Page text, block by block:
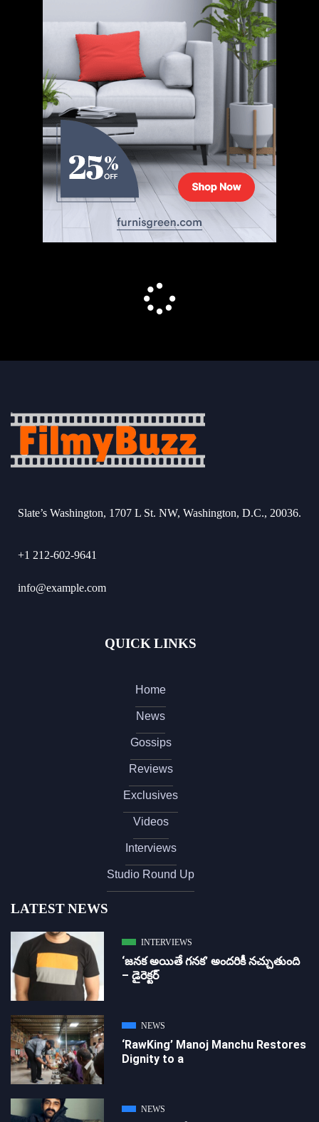
Slate’s Washington, 1707 L St. NW, Washington, D.C., 20036.
+1 212-602-9641
info@example.com
QUICK LINKS
Home
News
Gossips
Reviews
Exclusives
Videos
Interviews
Studio Round Up
LATEST NEWS
INTERVIEWS
‘జ‌న‌క అయితే గ‌న‌క‌’ అందరికీ నచ్చుతుంది
– డైరెక్ట‌ర్
NEWS
‘RawKing’ Manoj Manchu Restores
Dignity to a
NEWS